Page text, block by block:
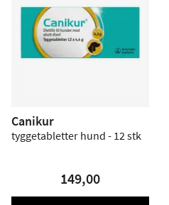
Canikur
tyggetabletter hund - 12 stk
149,00